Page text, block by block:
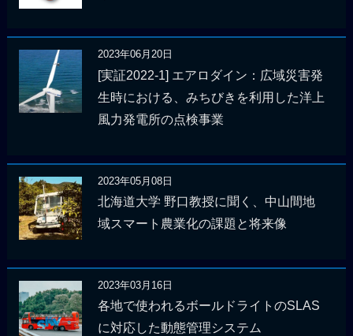
2023年06月20日
[実証2022-1] エアロダイン：広域災害発
生時における、みちびきを利用した洋上
風力発電所の点検事業
2023年05月08日
北海道大学 野口教授に聞く、中山間地
域スマート農業化の課題と将来像
2023年03月16日
各地で使われるボールドライトのSLAS
に対応した動態管理システム